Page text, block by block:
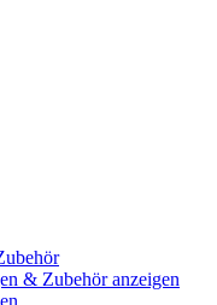
& Zubehör anzeigen